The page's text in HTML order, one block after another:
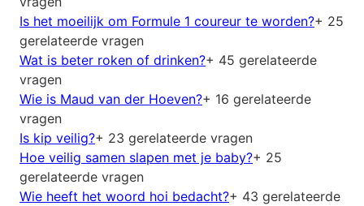
Is het moeilijk om Formule 1 coureur te worden?+ 25
gerelateerde vragen
Wat is beter roken of drinken?+ 45 gerelateerde
vragen
Wie is Maud van der Hoeven?+ 16 gerelateerde
vragen
Is kip veilig?+ 23 gerelateerde vragen
Hoe veilig samen slapen met je baby?+ 25
gerelateerde vragen
Wie heeft het woord hoi bedacht?+ 43 gerelateerde